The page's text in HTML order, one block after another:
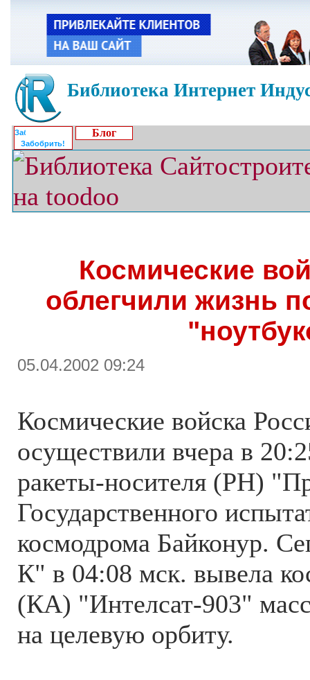
Библиотека Интернет
Забобрить!
Блог
Космические
облегчили жизнь
05.04.2002 09:24
Космические войска
осуществили вчера в
ракеты-носителя (РН)
Государственного
космодрома Байконур.
К" в 04:08 мск. вывела
(КА) "Интелсат-903"
на целевую орбиту.